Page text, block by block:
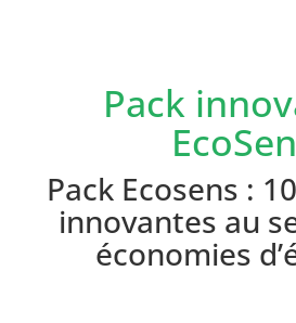
Pack
Pack Ecosens :
innovantes au
économies